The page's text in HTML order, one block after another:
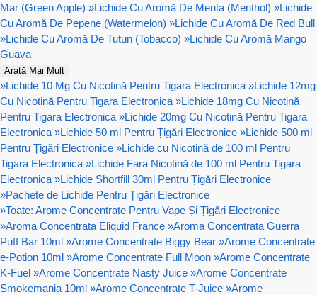
Mar (Green Apple) »Lichide Cu Aromă De Menta (Menthol) »Lichide
Cu Aromă De Pepene (Watermelon) »Lichide Cu Aromă De Red Bull
»Lichide Cu Aromă De Tutun (Tobacco) »Lichide Cu Aromă Mango
Guava
Arată Mai Mult
»Lichide 10 Mg Cu Nicotină Pentru Tigara Electronica »Lichide 12mg
Cu Nicotină Pentru Tigara Electronica »Lichide 18mg Cu Nicotină
Pentru Tigara Electronica »Lichide 20mg Cu Nicotină Pentru Tigara
Electronica »Lichide 50 ml Pentru Țigări Electronice »Lichide 500 ml
Pentru Țigări Electronice »Lichide cu Nicotină de 100 ml Pentru
Tigara Electronica »Lichide Fara Nicotină de 100 ml Pentru Tigara
Electronica »Lichide Shortfill 30ml Pentru Țigări Electronice
»Pachete de Lichide Pentru Țigări Electronice
»Toate: Arome Concentrate Pentru Vape Și Țigări Electronice
»Aroma Concentrata Eliquid France »Aroma Concentrata Guerra
Puff Bar 10ml »Arome Concentrate Biggy Bear »Arome Concentrate
e-Potion 10ml »Arome Concentrate Full Moon »Arome Concentrate
K-Fuel »Arome Concentrate Nasty Juice »Arome Concentrate
Smokemania 10ml »Arome Concentrate T-Juice »Arome